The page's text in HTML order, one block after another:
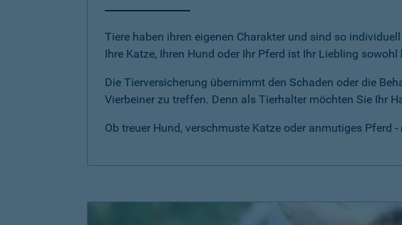
Tiere haben ihren eigenen Charakter und sind so
Ihre Katze, Ihren Hund oder Ihr Pferd ist Ihr Liebling sowohl
Die Tierversicherung übernimmt den Schaden oder die
Vierbeiner zu treffen. Denn als Tierhalter möchten Sie Ihr
Ob treuer Hund, verschmuste Katze oder anmutiges